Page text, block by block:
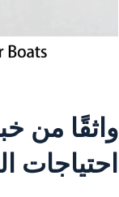
واثقًا من
احتياجات